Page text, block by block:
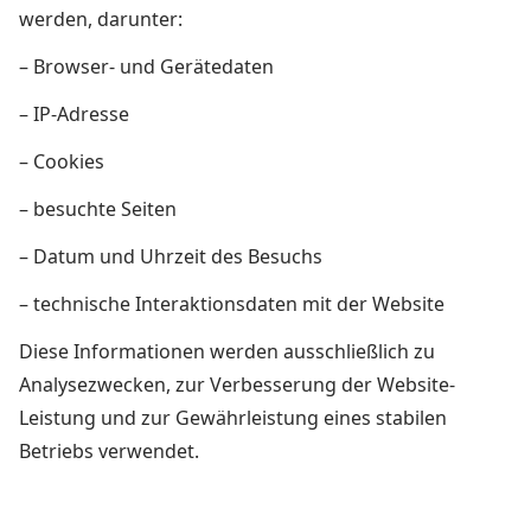
werden, darunter:
– Browser- und Gerätedaten
– IP-Adresse
– Cookies
– besuchte Seiten
– Datum und Uhrzeit des Besuchs
– technische Interaktionsdaten mit der Website
Diese Informationen werden ausschließlich zu
Analysezwecken, zur Verbesserung der Website-
Leistung und zur Gewährleistung eines stabilen
Betriebs verwendet.